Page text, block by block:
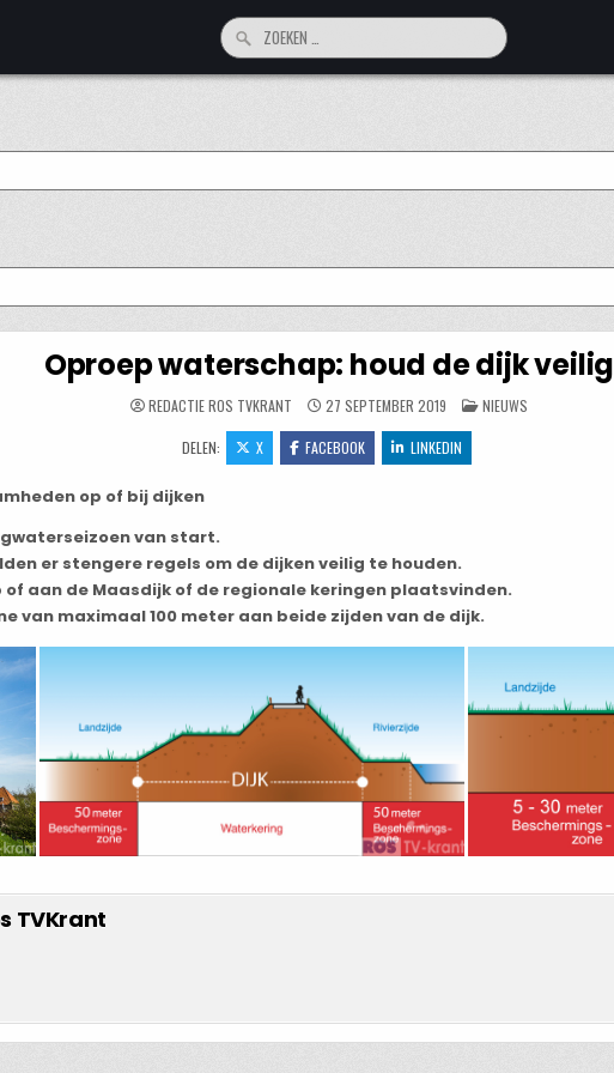
Zoeken
naar:
Oproep waterschap: houd de dijk veilig
REDACTIE ROS TVKRANT 27 SEPTEMBER 2019 GEPLAATST
IN
NIEUWS
DELEN: X FACEBOOK LINKEDIN
op of bij dijken
van start.
er stengere regels om de dijken veilig te houden.
of aan de Maasdijk of de regionale keringen plaatsvinden.
van maximaal 100 meter aan beide zijden van de dijk.
TVKrant